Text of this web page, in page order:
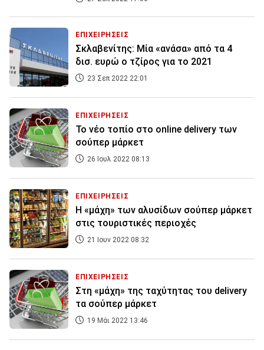
ΕΠΙΧΕΙΡΗΣΕΙΣ
Σκλαβενίτης: Mία «ανάσα» από τα 4
δισ. ευρώ ο τζίρος για το 2021
23 Σεπ 2022 22:01
ΕΠΙΧΕΙΡΗΣΕΙΣ
Το νέο τοπίο στο online delivery των
σούπερ μάρκετ
26 Ιουλ 2022 08:13
ΕΠΙΧΕΙΡΗΣΕΙΣ
Η «μάχη» των αλυσίδων σούπερ μάρκετ
στις τουριστικές περιοχές
21 Ιουν 2022 08:32
ΕΠΙΧΕΙΡΗΣΕΙΣ
Στη «μάχη» της ταχύτητας του delivery
τα σούπερ μάρκετ
19 Μάι 2022 13:46